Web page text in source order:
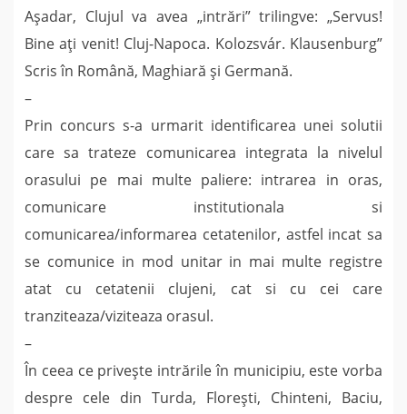
Așadar, Clujul va avea „intrări” trilingve: „Servus!
Bine ați venit! Cluj-Napoca. Kolozsvár. Klausenburg”
Scris în Română, Maghiară și Germană.
–
Prin concurs s-a urmarit identificarea unei solutii
care sa trateze comunicarea integrata la nivelul
orasului pe mai multe paliere: intrarea in oras,
comunicare institutionala si
comunicarea/informarea cetatenilor, astfel incat sa
se comunice in mod unitar in mai multe registre
atat cu cetatenii clujeni, cat si cu cei care
tranziteaza/viziteaza orasul.
–
În ceea ce priveşte intrările în municipiu, este vorba
despre cele din Turda, Floreşti, Chinteni, Baciu,